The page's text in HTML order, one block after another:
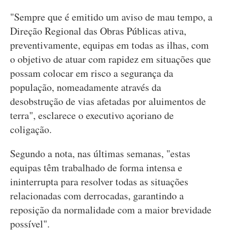
"Sempre que é emitido um aviso de mau tempo, a
Direção Regional das Obras Públicas ativa,
preventivamente, equipas em todas as ilhas, com
o objetivo de atuar com rapidez em situações que
possam colocar em risco a segurança da
população, nomeadamente através da
desobstrução de vias afetadas por aluimentos de
terra", esclarece o executivo açoriano de
coligação.
Segundo a nota, nas últimas semanas, "estas
equipas têm trabalhado de forma intensa e
ininterrupta para resolver todas as situações
relacionadas com derrocadas, garantindo a
reposição da normalidade com a maior brevidade
possível".